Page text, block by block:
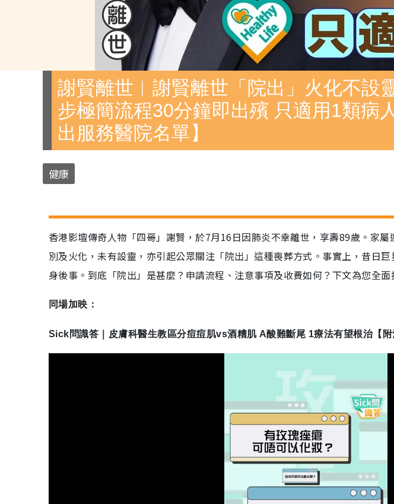
謝賢離世︱謝賢離世「院出」火化不設
步極簡流程30分鐘即出殯 只適用1類病
出服務醫院名單】
健康
香港影壇傳奇人物「四哥」謝賢，於7月16日因肺炎不幸離世，享壽89歲。家
別及火化，未有設靈，亦引起公眾關注「院出」這種喪葬方式。事實上，昔日
身後事。到底「院出」是甚麼？申請流程、注意事項及收費如何？下文為您全面
同場加映：
Sick問識答｜皮膚科醫生教區分痘痘肌vs酒糟肌 A酸難斷尾 1療法有望根治【附